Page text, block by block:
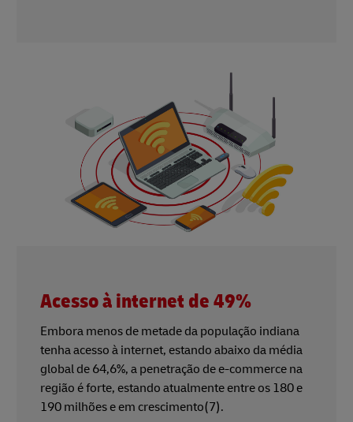
Acesso à internet de 49%
Embora menos de metade da população indiana
tenha acesso à internet, estando abaixo da média
global de 64,6%, a penetração de e-commerce na
região é forte, estando atualmente entre os 180 e
190 milhões e em crescimento(7).